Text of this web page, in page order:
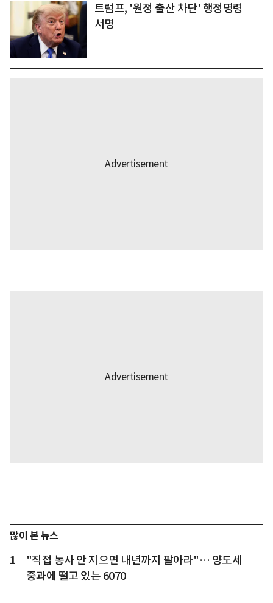
트럼프, '원정 출산 차단' 행정명령
서명
많이 본 뉴스
1
"직접 농사 안 지으면 내년까지 팔아라"… 양도세
중과에 떨고 있는 6070